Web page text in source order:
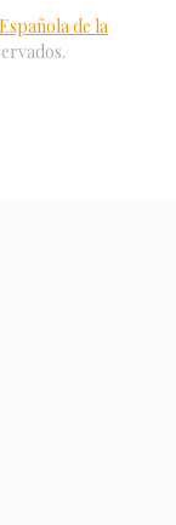
de la